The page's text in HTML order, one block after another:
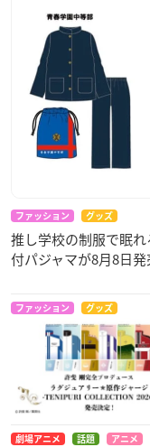
ファッション グッズ
推し学校の制服で眠
付パジャマが8月8日
ファッション グッズ
劇場アニメ 話題 アニメ